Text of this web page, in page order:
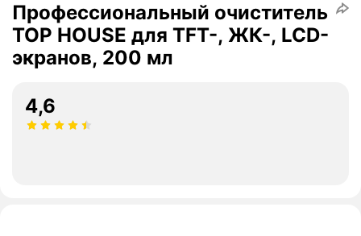
Профессиональный очиститель
TOP HOUSE для TFT-, ЖК-, LCD-
экранов, 200 мл
4,6